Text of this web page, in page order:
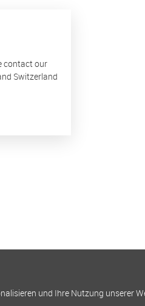
contact our
Switzerland
und Ihre Nutzung unserer